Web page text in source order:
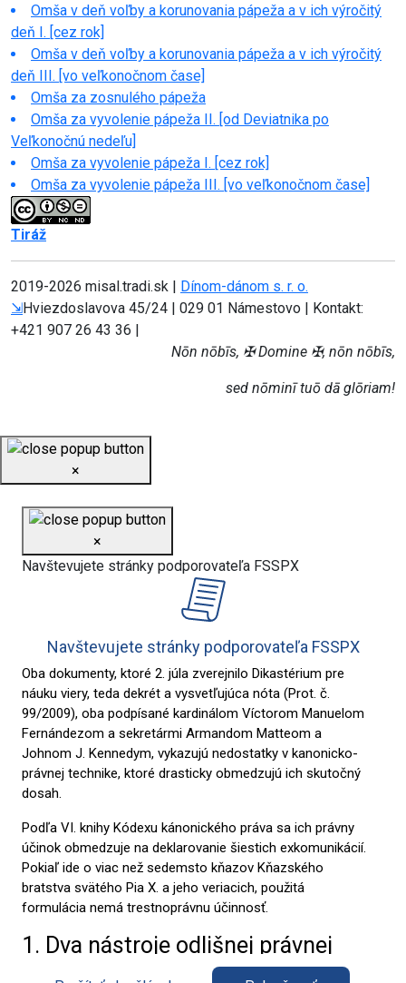
Omša v deň voľby a korunovania pápeža a v ich výročitý
deň I. [cez rok]
Omša v deň voľby a korunovania pápeža a v ich výročitý
deň III. [vo veľkonočnom čase]
Omša za zosnulého pápeža
Omša za vyvolenie pápeža II. [od Deviatnika po
Veľkonočnú nedeľu]
Omša za vyvolenie pápeža I. [cez rok]
Omša za vyvolenie pápeža III. [vo veľkonočnom čase]
Tiráž
2019-2026 misal.tradi.sk | Dínom-dánom s. r. o.
⇲Hviezdoslavova 45/24 | 029 01 Námestovo | Kontakt:
+421 907 26 43 36 |
Nōn nōbīs, ✠ Domine ✠, nōn nōbīs,
sed nōminī tuō dā glōriam!
×
×
Navštevujete stránky podporovateľa FSSPX
Navštevujete stránky podporovateľa FSSPX
Oba dokumenty, ktoré 2. júla zverejnilo Dikastérium pre
náuku viery, teda dekrét a vysvetľujúca nóta (Prot. č.
99/2009), oba podpísané kardinálom Víctorom Manuelom
Fernándezom a sekretármi Armandom Matteom a
Johnom J. Kennedym, vykazujú nedostatky v kanonicko-
právnej technike, ktoré drasticky obmedzujú ich skutočný
dosah.
Podľa VI. knihy Kódexu kánonického práva sa ich právny
účinok obmedzuje na deklarovanie šiestich exkomunikácií.
Pokiaľ ide o viac než sedemsto kňazov Kňazského
bratstva svätého Pia X. a jeho veriacich, použitá
formulácia nemá trestnoprávnu účinnosť.
1. Dva nástroje odlišnej právnej